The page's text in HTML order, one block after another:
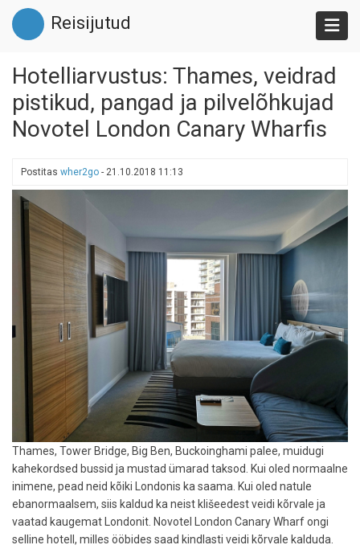
Liigu
edasi
põhisisu
Reisijutud
Hotelliarvustus: Thames, veidrad
pistikud, pangad ja pilvelõhkujad
Novotel London Canary Wharfis
Postitas wher2go - 21.10.2018 11:13
Thames, Tower Bridge, Big Ben, Buckoinghami palee, muidugi
kahekordsed bussid ja mustad ümarad taksod. Kui oled normaalne
inimene, pead neid kõiki Londonis ka saama. Kui oled natule
ebanormaalsem, siis kaldud ka neist klišeedest veidi kõrvale ja
vaatad kaugemat Londonit. Novotel London Canary Wharf ongi
selline hotell, milles ööbides saad kindlasti veidi kõrvale kalduda.